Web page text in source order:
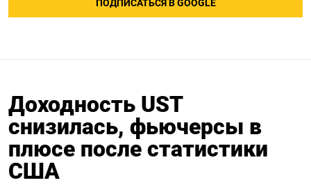
ПОДПИСАТЬСЯ В GOOGLE
Доходность UST
снизилась, фьючерсы в
плюсе после статистики
США